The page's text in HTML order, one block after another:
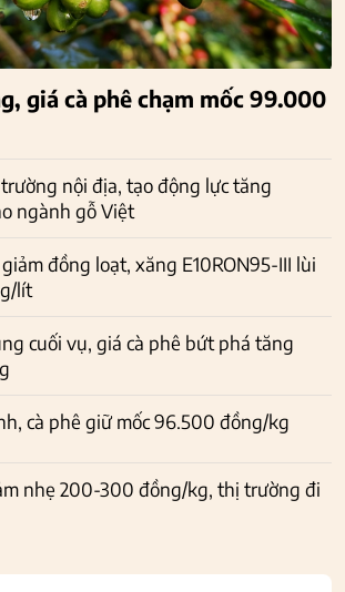
giá cà phê chạm mốc 99.000
nội địa, tạo động lực tăng
ngành gỗ Việt
đồng loạt, xăng E10RON95-III lùi
lít
cuối vụ, giá cà phê bứt phá tăng
cà phê giữ mốc 96.500 đồng/kg
nhẹ 200-300 đồng/kg, thị trường đi